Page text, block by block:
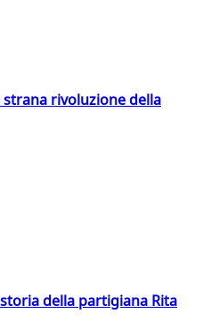
rivoluzione della
della partigiana Rita